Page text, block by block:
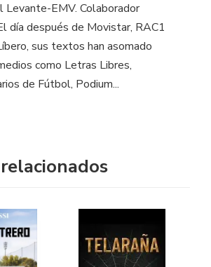
EMV. Colaborador
día después de Movistar, RAC1
sus textos han asomado
como Letras Libres,
de Fútbol, Podium...